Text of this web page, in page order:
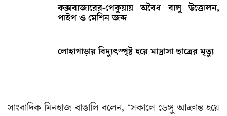
কক্সবাজারের-পেকুয়ায় অবৈধ বালু উত্তোলন,
পাইপ ও মেশিন জব্দ
লোহাগাড়ায় বিদ্যুৎস্পৃষ্ট হয়ে মাদ্রাসা ছাত্রের মৃত্যু
সাংবাদিক মিনহাজ বাঙালি বলেন, ‘সকালে ডেঙ্গু আক্রান্ত হয়ে